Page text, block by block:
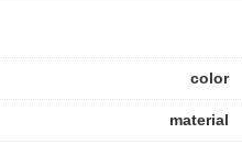
color
material